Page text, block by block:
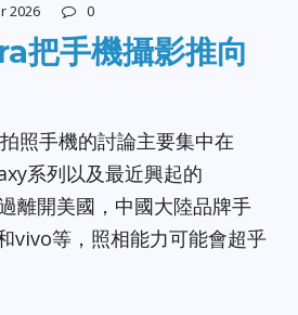
2026 0
把手機攝影推向
照手機的討論主要集中在
系列以及最近興起的
離開美國，中國大陸品牌手
vivo等，照相能力可能會超乎